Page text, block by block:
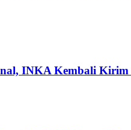
INKA Kembali